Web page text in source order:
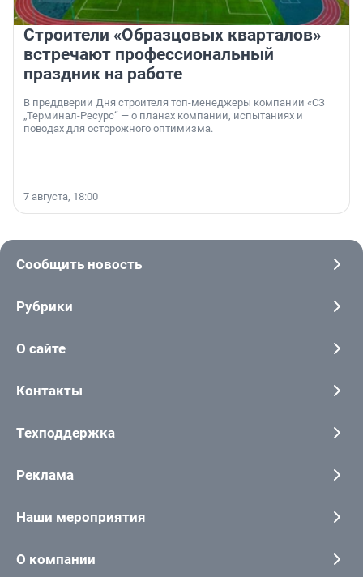
Строители «Образцовых кварталов»
встречают профессиональный
праздник на работе
В преддверии Дня строителя топ-менеджеры компании «СЗ
„Терминал-Ресурс“ — о планах компании, испытаниях и
поводах для осторожного оптимизма.
7 августа, 18:00
Сообщить новость
Рубрики
О сайте
Контакты
Техподдержка
Реклама
Наши мероприятия
О компании